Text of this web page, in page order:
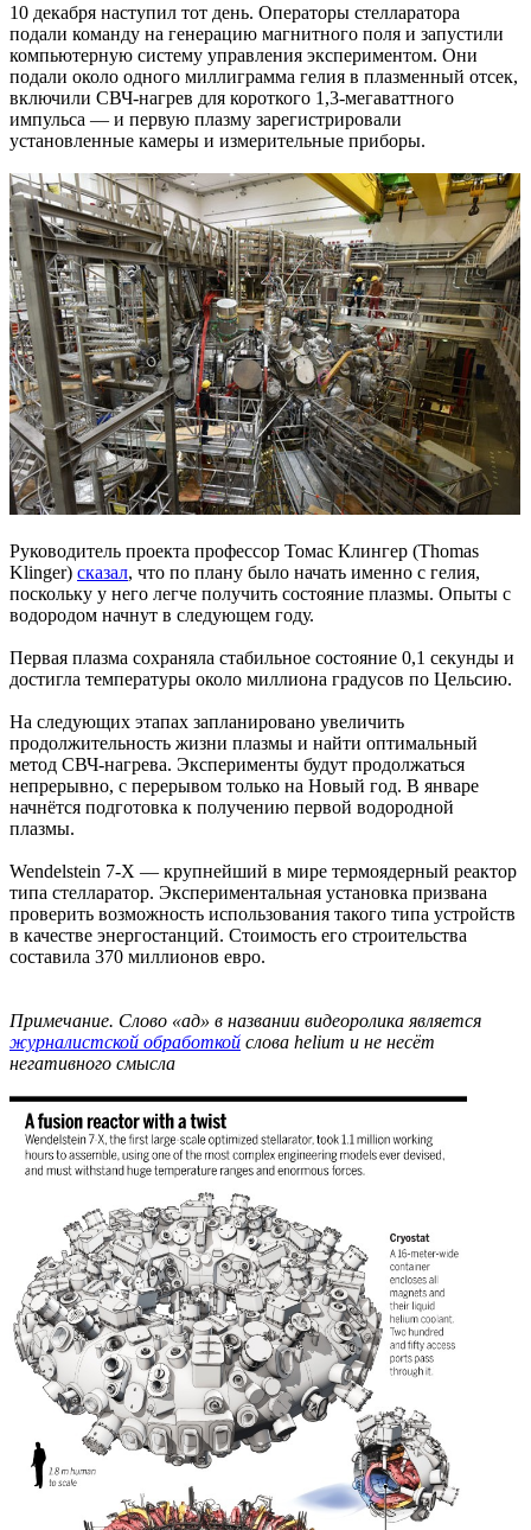
10 декабря наступил тот день. Операторы стелларатора
подали команду на генерацию магнитного поля и запустили
компьютерную систему управления экспериментом. Они
подали около одного миллиграмма гелия в плазменный отсек,
включили СВЧ-нагрев для короткого 1,3-мегаваттного
импульса — и первую плазму зарегистрировали
установленные камеры и измерительные приборы.
Руководитель проекта профессор Томас Клингер (Thomas
Klinger) сказал, что по плану было начать именно с гелия,
поскольку у него легче получить состояние плазмы. Опыты с
водородом начнут в следующем году.
Первая плазма сохраняла стабильное состояние 0,1 секунды и
достигла температуры около миллиона градусов по Цельсию.
На следующих этапах запланировано увеличить
продолжительность жизни плазмы и найти оптимальный
метод СВЧ-нагрева. Эксперименты будут продолжаться
непрерывно, с перерывом только на Новый год. В январе
начнётся подготовка к получению первой водородной
плазмы.
Wendelstein 7-X — крупнейший в мире термоядерный реактор
типа стелларатор. Экспериментальная установка призвана
проверить возможность использования такого типа устройств
в качестве энергостанций. Стоимость его строительства
составила 370 миллионов евро.
Примечание. Слово «ад» в названии видеоролика является
журналистской обработкой слова helium и не несёт
негативного смысла